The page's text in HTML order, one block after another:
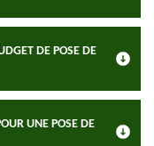
DE POSE DE
UNE POSE DE